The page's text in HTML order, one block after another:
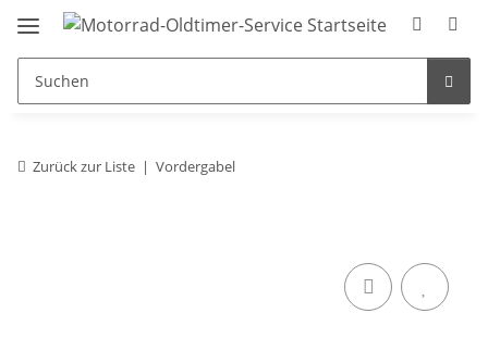
Zurück zur Liste Vordergabel